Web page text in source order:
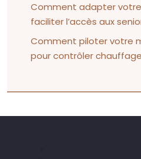
Comment adapter
faciliter l’accès aux
Comment piloter votre
pour contrôler